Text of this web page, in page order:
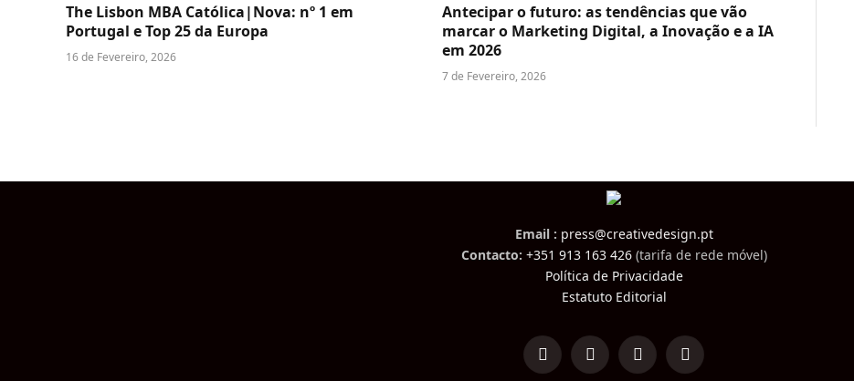
The Lisbon MBA Católica|Nova: nº 1 em
Portugal e Top 25 da Europa
16 de Fevereiro, 2026
Antecipar o futuro: as tendências que vão
marcar o Marketing Digital, a Inovação e a IA
em 2026
7 de Fevereiro, 2026
Email : press@creativedesign.pt
Contacto: +351 913 163 426(tarifa de rede móvel)
Política de Privacidade
Estatuto Editorial
LinkedInFacebookInstagramTikTok